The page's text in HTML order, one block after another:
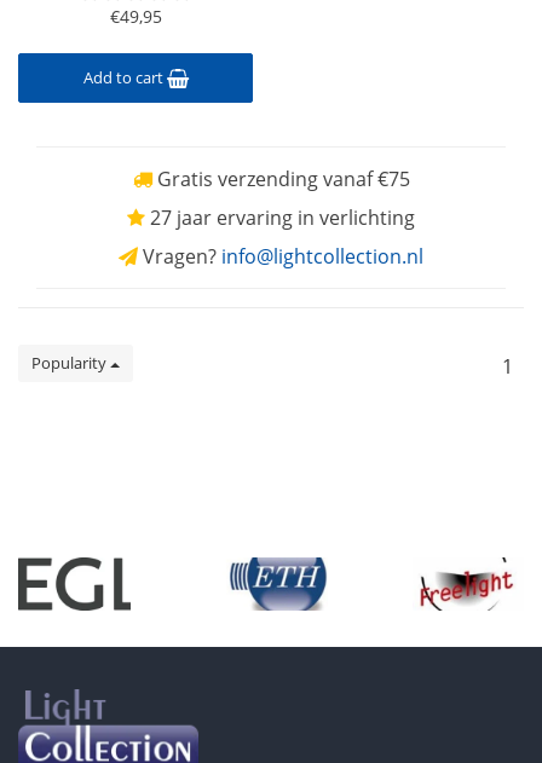
€49,95
Add to cart
Gratis verzending vanaf €75
27 jaar ervaring in verlichting
Vragen? info@lightcollection.nl
Popularity 1